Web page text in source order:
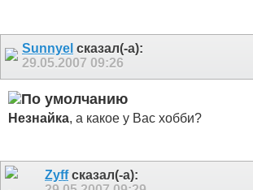
Sunnyel сказал(-а):
29.05.2007 09:26
Незнайка, а какое у Вас хобби?
Zyffсказал(-а):